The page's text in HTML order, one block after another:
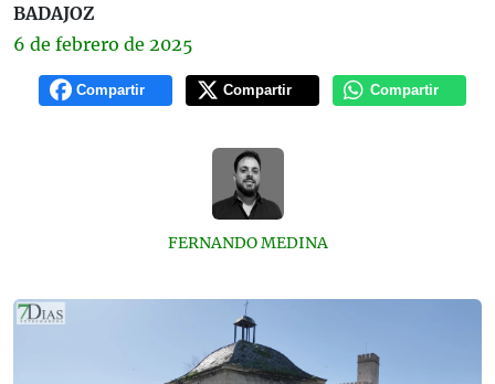
BADAJOZ
6 de febrero de 2025
Compartir Compartir Compartir
FERNANDO MEDINA